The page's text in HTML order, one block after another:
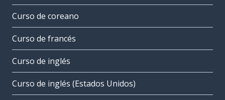
Curso de coreano
Curso de francés
Curso de inglés
Curso de inglés (Estados Unidos)